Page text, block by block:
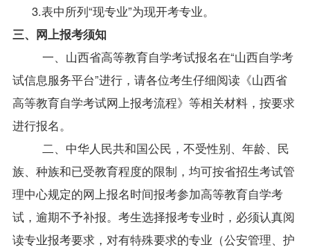
3.表中所列“现专业”为现开考专业。
三、网上报考须知
一、山西省高等教育自学考试报名在“山西自学考
试信息服务平台”进行，请各位考生仔细阅读《山西省
高等教育自学考试网上报考流程》等相关材料，按要求
进行报名。
二、中华人民共和国公民，不受性别、年龄、民
族、种族和已受教育程度的限制，均可按省招生考试管
理中心规定的网上报名时间报考参加高等教育自学考
试，逾期不予补报。考生选择报考专业时，必须认真阅
读专业报考要求，对有特殊要求的专业（公安管理、护